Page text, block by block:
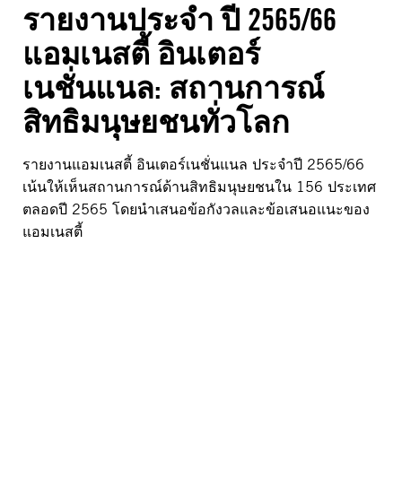
รายงานประจำ ปี 2565/66
แอมเนสตี้ อินเตอร์
เนชั่นแนล: สถานการณ์
สิทธิมนุษยชนทั่วโลก
รายงานแอมเนสตี้ อินเตอร์เนชั่นแนล ประจำปี 2565/66
เน้นให้เห็นสถานการณ์ด้านสิทธิมนุษยชนใน 156 ประเทศ
ตลอดปี 2565 โดยนำเสนอข้อกังวลและข้อเสนอแนะของ
แอมเนสตี้